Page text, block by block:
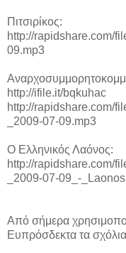
Πιτσιρίκος:
http://rapidshare.com/
09.mp3
http://ifile.it/bqkuhac
http://rapidshare.com/
_2009-07-09.mp3
Ο Ελληνικός Λαόνος:
http://rapidshare.com/
_2009-07-09_-
Από σήμερα
Ευπρόσδεκτα τα